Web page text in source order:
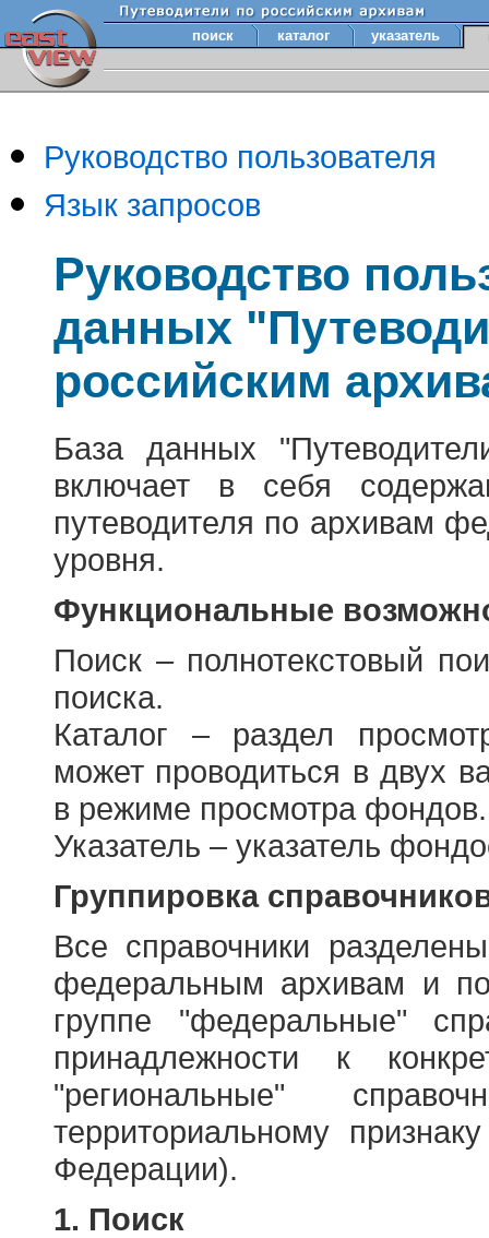
поиск каталог указатель
Руководство пользователя
Язык запросов
Руководство
данных
российским
База данных
включает в себя
путеводителя по архивам
уровня.
Функциональные
Поиск – полнотекстовый
поиска.
Каталог – раздел
может проводиться в двух
в режиме просмотра фондов.
Указатель – указатель
Группировка
Все справочники
федеральным архивам и
группе "федеральные"
принадлежности к
"региональные"
территориальному
Федерации).
1. Поиск